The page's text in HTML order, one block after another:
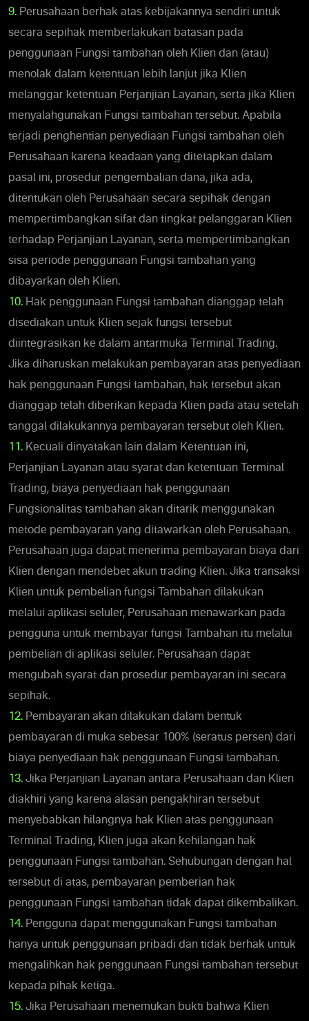
9. Perusahaan berhak atas kebijakannya sendiri untuk
secara sepihak memberlakukan batasan pada
penggunaan Fungsi tambahan oleh Klien dan (atau)
menolak dalam ketentuan lebih lanjut jika Klien
melanggar ketentuan Perjanjian Layanan, serta jika Klien
menyalahgunakan Fungsi tambahan tersebut. Apabila
terjadi penghentian penyediaan Fungsi tambahan oleh
Perusahaan karena keadaan yang ditetapkan dalam
pasal ini, prosedur pengembalian dana, jika ada,
ditentukan oleh Perusahaan secara sepihak dengan
mempertimbangkan sifat dan tingkat pelanggaran Klien
terhadap Perjanjian Layanan, serta mempertimbangkan
sisa periode penggunaan Fungsi tambahan yang
dibayarkan oleh Klien.
10. Hak penggunaan Fungsi tambahan dianggap telah
disediakan untuk Klien sejak fungsi tersebut
diintegrasikan ke dalam antarmuka Terminal Trading.
Jika diharuskan melakukan pembayaran atas penyediaan
hak penggunaan Fungsi tambahan, hak tersebut akan
dianggap telah diberikan kepada Klien pada atau setelah
tanggal dilakukannya pembayaran tersebut oleh Klien.
11. Kecuali dinyatakan lain dalam Ketentuan ini,
Perjanjian Layanan atau syarat dan ketentuan Terminal
Trading, biaya penyediaan hak penggunaan
Fungsionalitas tambahan akan ditarik menggunakan
metode pembayaran yang ditawarkan oleh Perusahaan.
Perusahaan juga dapat menerima pembayaran biaya dari
Klien dengan mendebet akun trading Klien. Jika transaksi
Klien untuk pembelian fungsi Tambahan dilakukan
melalui aplikasi seluler, Perusahaan menawarkan pada
pengguna untuk membayar fungsi Tambahan itu melalui
pembelian di aplikasi seluler. Perusahaan dapat
mengubah syarat dan prosedur pembayaran ini secara
sepihak.
12. Pembayaran akan dilakukan dalam bentuk
pembayaran di muka sebesar 100% (seratus persen) dari
biaya penyediaan hak penggunaan Fungsi tambahan.
13. Jika Perjanjian Layanan antara Perusahaan dan Klien
diakhiri yang karena alasan pengakhiran tersebut
menyebabkan hilangnya hak Klien atas penggunaan
Terminal Trading, Klien juga akan kehilangan hak
penggunaan Fungsi tambahan. Sehubungan dengan hal
tersebut di atas, pembayaran pemberian hak
penggunaan Fungsi tambahan tidak dapat dikembalikan.
14. Pengguna dapat menggunakan Fungsi tambahan
hanya untuk penggunaan pribadi dan tidak berhak untuk
mengalihkan hak penggunaan Fungsi tambahan tersebut
kepada pihak ketiga.
15. Jika Perusahaan menemukan bukti bahwa Klien